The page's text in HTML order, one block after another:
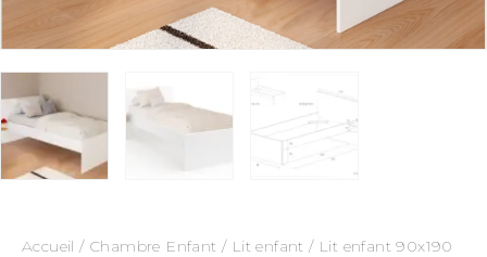
Accueil / Chambre Enfant / Lit enfant / Lit enfant 90x190